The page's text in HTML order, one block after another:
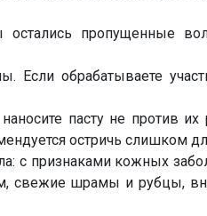
остались пропущенные
Если обрабатываете
пасту не против их
остричь слишком
с признаками кожных
свежие шрамы и рубцы,